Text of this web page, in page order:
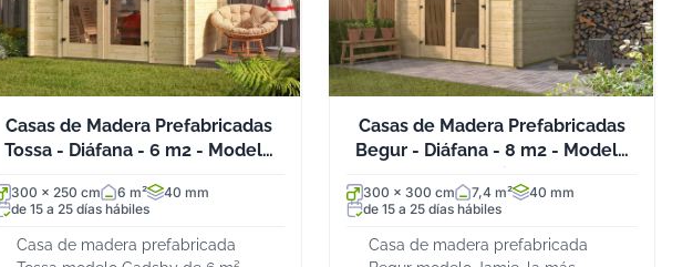
Casas de Madera Prefabricadas
Tossa - Diáfana - 6 m2 - Modelo
300 x 250 cm 6 m²
40 mm
de 15 a 25 días hábiles
Casa de madera prefabricada
Casas de Madera Prefabricadas
Begur - Diáfana - 8 m2 - Modelo
300 x 300 cm 7,4 m²
40 mm
de 15 a 25 días hábiles
Casa de madera prefabricada